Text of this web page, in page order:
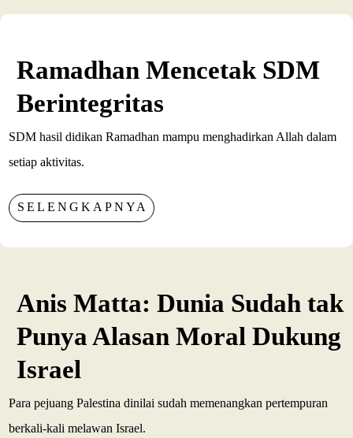
Ramadhan Mencetak SDM
Berintegritas
SDM hasil didikan Ramadhan mampu menghadirkan Allah dalam
setiap aktivitas.
SELENGKAPNYA
Anis Matta: Dunia Sudah tak
Punya Alasan Moral Dukung
Israel
Para pejuang Palestina dinilai sudah memenangkan pertempuran
berkali-kali melawan Israel.